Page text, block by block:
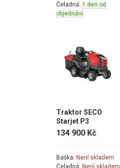
Čeladná: 1 den od
objednání
Traktor SECO
Starjet P3
134 900 Kč
Baška: Není skladem
Čeladná: Není skladem